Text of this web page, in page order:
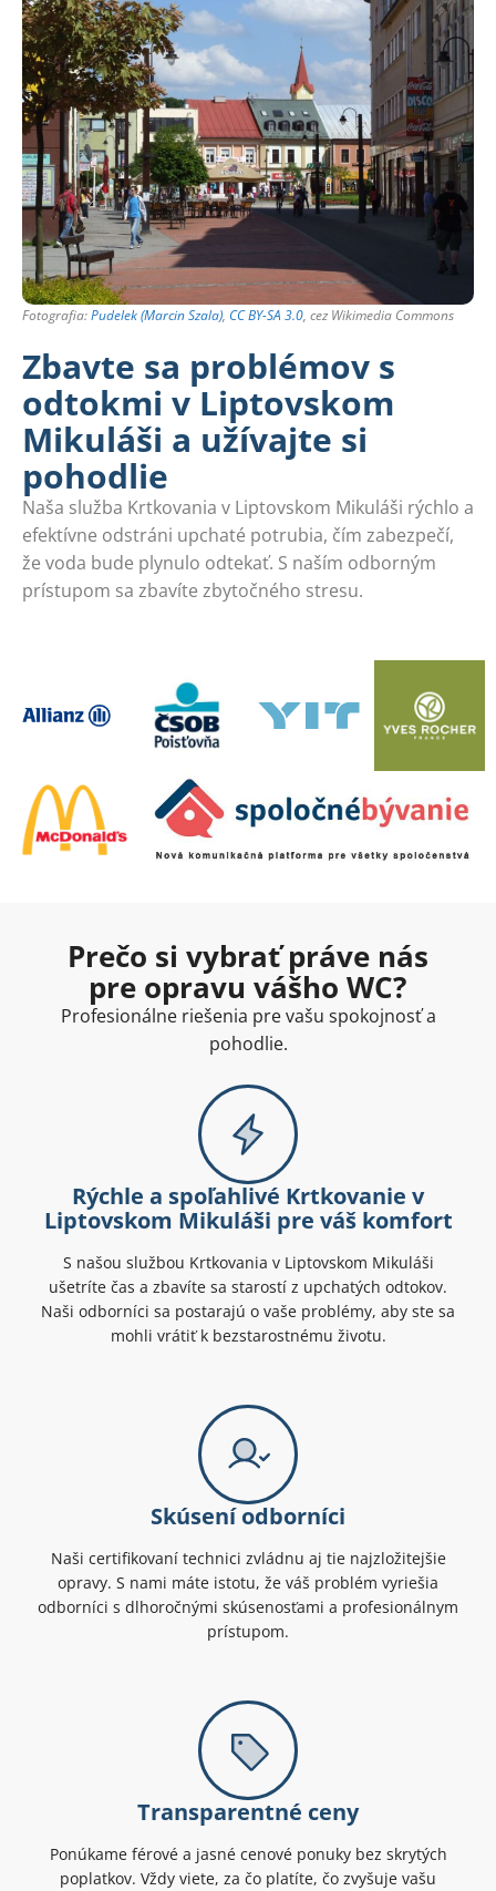
Fotografia:Pudelek (Marcin Szala), CC BY-SA 3.0, cez Wikimedia Commons
Zbavte sa problémov s
odtokmi v Liptovskom
Mikuláši a užívajte si
pohodlie
Naša služba Krtkovania v Liptovskom Mikuláši rýchlo a
efektívne odstráni upchaté potrubia, čím zabezpečí,
že voda bude plynulo odtekať. S naším odborným
prístupom sa zbavíte zbytočného stresu.
Prečo si vybrať práve nás
pre opravu vášho WC?
Profesionálne riešenia pre vašu spokojnosť a
pohodlie.
Rýchle a spoľahlivé Krtkovanie v
Liptovskom Mikuláši pre váš komfort
S našou službou Krtkovania v Liptovskom Mikuláši
ušetríte čas a zbavíte sa starostí z upchatých odtokov.
Naši odborníci sa postarajú o vaše problémy, aby ste sa
mohli vrátiť k bezstarostnému životu.
Skúsení odborníci
Naši certifikovaní technici zvládnu aj tie najzložitejšie
opravy. S nami máte istotu, že váš problém vyriešia
odborníci s dlhoročnými skúsenosťami a profesionálnym
prístupom.
Transparentné ceny
Ponúkame férové a jasné cenové ponuky bez skrytých
poplatkov. Vždy viete, za čo platíte, čo zvyšuje vašu